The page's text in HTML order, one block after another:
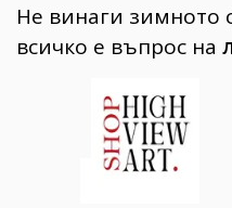
Не винаги зимното
всичко е въпрос на